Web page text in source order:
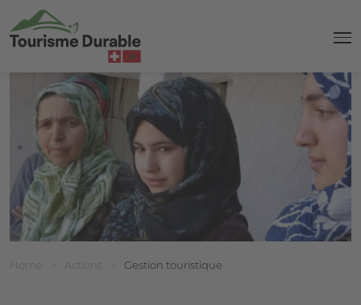
Breadcrumb
Vous êtes ici:
Home Actions Gestion touristique